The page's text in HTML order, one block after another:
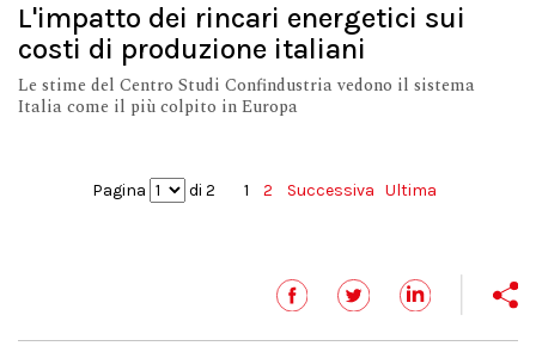
L'impatto dei rincari energetici sui
costi di produzione italiani
Le stime del Centro Studi Confindustria vedono il sistema
Italia come il più colpito in Europa
Pagina di 2 1 2 Successiva Ultima